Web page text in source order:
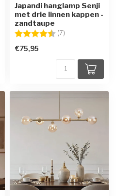
Japandi hanglamp Senji
met drie linnen kappen -
zandtaupe
Beoordeling: (7)
€75,95